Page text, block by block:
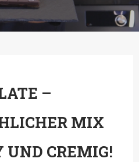
–
MIX
UND CREMIG!